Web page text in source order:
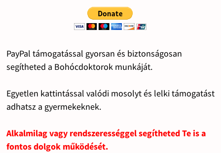
PayPal támogatással gyorsan és biztonságosan
segítheted a Bohócdoktorok munkáját.
Egyetlen kattintással valódi mosolyt és lelki támogatást
adhatsz a gyermekeknek.
Alkalmilag vagy rendszerességgel segítheted Te is a
fontos dolgok működését.